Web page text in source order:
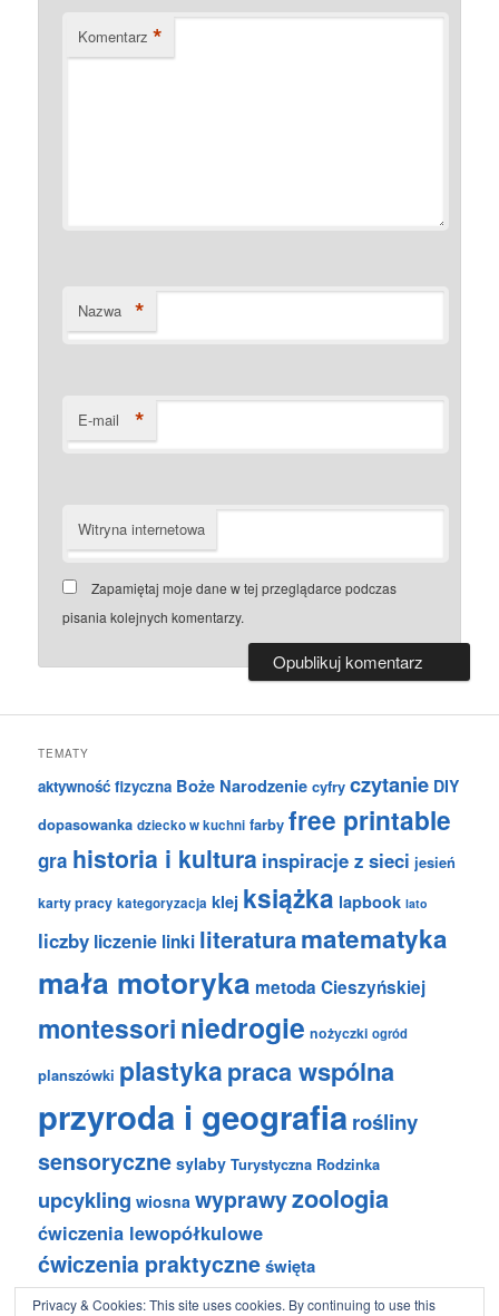
Komentarz *
Nazwa *
E-mail *
Witryna internetowa
Zapamiętaj moje dane w tej przeglądarce podczas
pisania kolejnych komentarzy.
TEMATY
aktywność fizyczna Boże Narodzenie cyfry czytanie DIY
dopasowanka dziecko w kuchni farby free printable
gra historia i kultura inspiracje z sieci jesień
karty pracy kategoryzacja klej książka lapbook lato
liczby liczenie linki literaturamatematyka
mała motoryka metoda Cieszyńskiej
montessoriniedrogie nożyczki ogród
planszówki plastykapraca wspólna
przyroda i geografiarośliny
sensoryczne sylaby Turystyczna Rodzinka
upcykling wiosna wyprawyzoologia
ćwiczenia lewopółkulowe
ćwiczenia praktyczneświęta
Privacy & Cookies: This site uses cookies. By continuing to use this